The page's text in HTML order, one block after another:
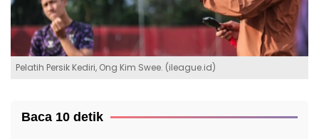
Pelatih Persik Kediri, Ong Kim Swee. (ileague.id)
Baca 10 detik